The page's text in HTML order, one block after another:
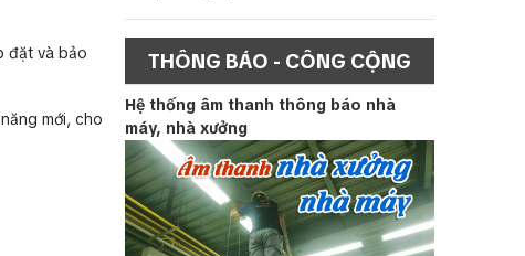
đặt và bảo
mới, cho
THÔNG BÁO - CÔNG CỘNG
Hệ thống âm thanh thông báo nhà
máy, nhà xưởng